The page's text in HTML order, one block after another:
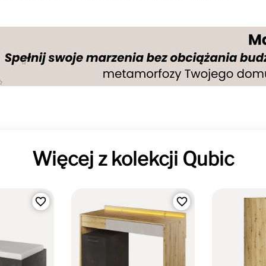
Więcej z kolekcji Qubic
favorite_border favorite_border